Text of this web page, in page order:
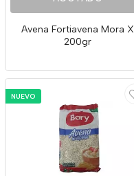
Avena Fortiavena Mora X
200gr
NUEVO